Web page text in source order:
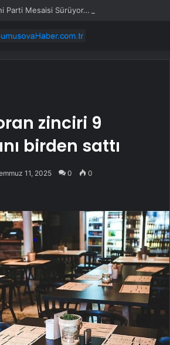
zinciri 9
birden sattı
11, 2025 0 0